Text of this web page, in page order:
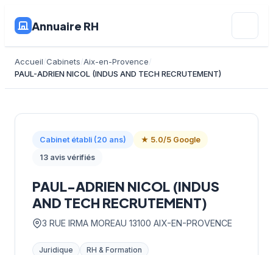
Annuaire RH
Accueil Cabinets Aix-en-Provence
PAUL-ADRIEN NICOL (INDUS AND TECH RECRUTEMENT)
Cabinet établi (20 ans)
★ 5.0/5 Google
13 avis vérifiés
PAUL-ADRIEN NICOL (INDUS
AND TECH RECRUTEMENT)
3 RUE IRMA MOREAU 13100 AIX-EN-PROVENCE
Juridique
RH & Formation